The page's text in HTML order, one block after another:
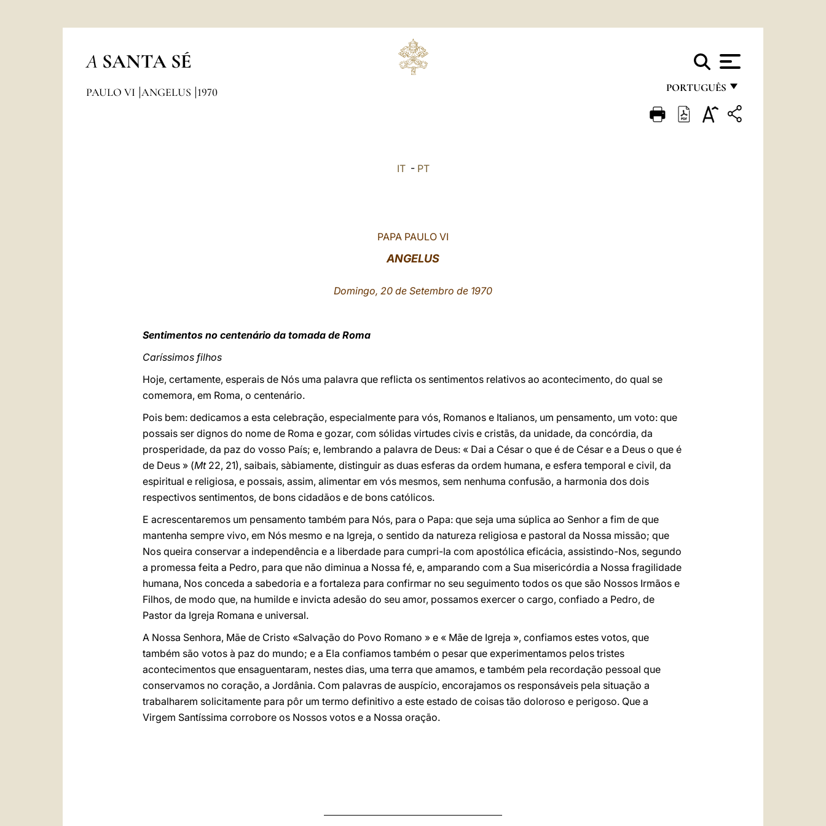
A SANTA SÉ
PORTUGUÊS
FRANÇAIS
PAULO VI ANGELUS 1970
IT- PT
PAPA PAULO VI
ANGELUS
Domingo, 20 de Setembro de 1970
Sentimentos no centenário da tomada de Roma
Caríssimos filhos
Hoje, certamente, esperais de Nós uma palavra que reflicta os sentimentos relativos ao acontecimento, do qual se
comemora, em Roma, o centenário.
Pois bem: dedicamos a esta celebração, especialmente para vós, Romanos e Italianos, um pensamento, um voto: que
possais ser dignos do nome de Roma e gozar, com sólidas virtudes civis e cristãs, da unidade, da concórdia, da
prosperidade, da paz do vosso País; e, lembrando a palavra de Deus: « Dai a César o que é de César e a Deus o que é
de Deus » (Mt22, 21), saibais, sàbiamente, distinguir as duas esferas da ordem humana, e esfera temporal e civil, da
espiritual e religiosa, e possais, assim, alimentar em vós mesmos, sem nenhuma confusão, a harmonia dos dois
respectivos sentimentos, de bons cidadãos e de bons católicos.
E acrescentaremos um pensamento também para Nós, para o Papa: que seja uma súplica ao Senhor a fim de que
mantenha sempre vivo, em Nós mesmo e na Igreja, o sentido da natureza religiosa e pastoral da Nossa missão; que
Nos queira conservar a independência e a liberdade para cumpri-la com apostólica eficácia, assistindo-Nos, segundo
a promessa feita a Pedro, para que não diminua a Nossa fé, e, amparando com a Sua misericórdia a Nossa fragilidade
humana, Nos conceda a sabedoria e a fortaleza para confirmar no seu seguimento todos os que são Nossos Irmãos e
Filhos, de modo que, na humilde e invicta adesão do seu amor, possamos exercer o cargo, confiado a Pedro, de
Pastor da Igreja Romana e universal.
A Nossa Senhora, Mãe de Cristo «Salvação do Povo Romano » e « Mãe de Igreja », confiamos estes votos, que
também são votos à paz do mundo; e a Ela confiamos também o pesar que experimentamos pelos tristes
acontecimentos que ensaguentaram, nestes dias, uma terra que amamos, e também pela recordação pessoal que
conservamos no coração, a Jordânia. Com palavras de auspício, encorajamos os responsáveis pela situação a
trabalharem solicitamente para pôr um termo definitivo a este estado de coisas tão doloroso e perigoso. Que a
Virgem Santíssima corrobore os Nossos votos e a Nossa oração.